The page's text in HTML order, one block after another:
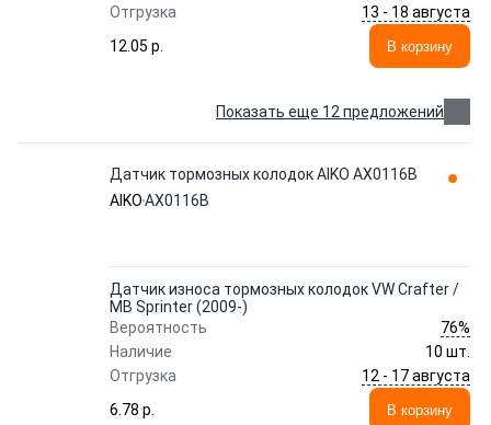
Отгрузка
13 - 18 августа
12.05 p.
В корзину
Показать еще 12 предложений
Датчик тормозных колодок AIKO AX0116B
AIKOAX0116B
Датчик износа тормозных колодок VW Crafter /
MB Sprinter (2009-)
Вероятность
76%
Наличие
10 шт.
Отгрузка
12 - 17 августа
6.78 p.
В корзину